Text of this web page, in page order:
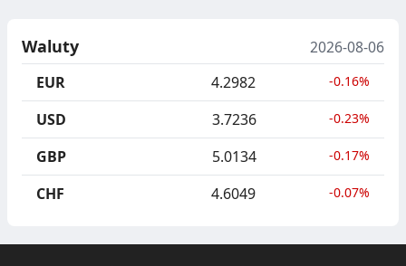
Waluty
2026-08-06
EUR
4.2982 -0.16%
USD 3.7236 -0.23%
GBP 5.0134 -0.17%
CHF 4.6049 -0.07%